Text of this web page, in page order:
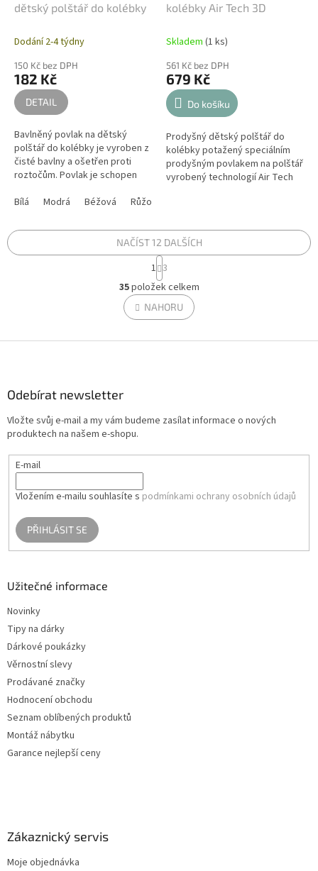
dětský polštář do kolébky
Dodání 2-4 týdny
150 Kč bez DPH
182 Kč
DETAIL
Bavlněný povlak na dětský
polštář do kolébky je vyroben z
čisté bavlny a ošetřen proti
roztočům. Povlak je schopen
pohodlí. Je dostupný ve více...
Bílá Modrá Béžová Růžová
kolébky Air Tech 3D
Skladem (1 ks)
561 Kč bez DPH
679 Kč
Do košíku
Prodyšný dětský polštář do
kolébky potažený speciálním
prodyšným povlakem na polštář
vyrobený technologií Air Tech
O
v
l
á
v
k
v
i
NAČÍST 12 DALŠÍCH
S
t
r
á
n
k
v
1 3
35položek celkem
NAHORU
Odebírat newsletter
Vložte svůj e-mail a my vám budeme zasílat informace o nových
produktech na našem e-shopu.
E-mail
Vložením e-mailu souhlasíte s podmínkami ochrany osobních údajů
PŘIHLÁSIT SE
Užitečné informace
Novinky
Tipy na dárky
Dárkové poukázky
Věrnostní slevy
Prodávané značky
Hodnocení obchodu
Seznam oblíbených produktů
Montáž nábytku
Garance nejlepší ceny
Zákaznický servis
Moje objednávka